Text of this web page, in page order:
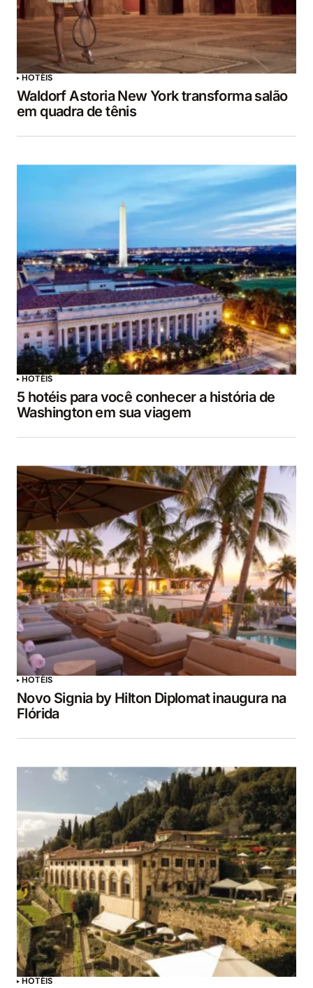
HOTÉIS
Waldorf Astoria New York transforma salão
em quadra de tênis
HOTÉIS
5 hotéis para você conhecer a história de
Washington em sua viagem
HOTÉIS
Novo Signia by Hilton Diplomat inaugura na
Flórida
HOTÉIS